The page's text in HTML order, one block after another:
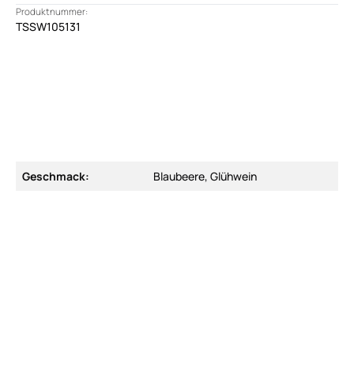
Produktnummer:
TSSW105131
Geschmack: Blaubeere, Glühwein